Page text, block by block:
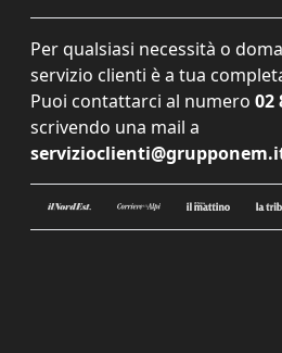
Per qualsiasi necessità o
servizio clienti è a tua
Puoi contattarci al numero 02
scrivendo una mail a